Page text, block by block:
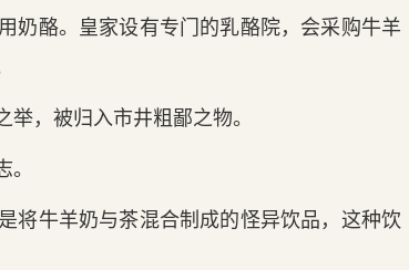
奶酪。皇家设有专门的乳酪院，会采购牛羊
，被归入市井粗鄙之物。
将牛羊奶与茶混合制成的怪异饮品，这种饮